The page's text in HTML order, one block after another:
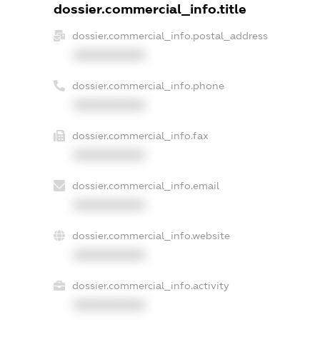
dossier.commercial_info.title
dossier.commercial_info.postal_address
dossier.commercial_info.phone
dossier.commercial_info.fax
dossier.commercial_info.email
dossier.commercial_info.website
dossier.commercial_info.activity